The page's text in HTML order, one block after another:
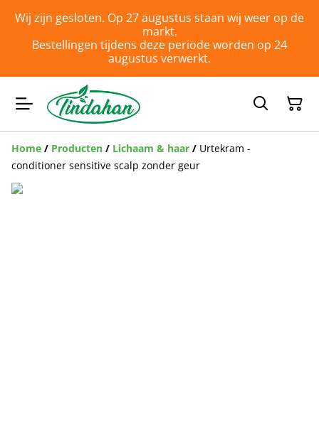
Wij zijn gesloten. Op 27 augustus staan wij weer op de
markt.
Bestellingen tijdens deze periode worden op 24
augustus verwerkt.
Home / Producten / Lichaam & haar / Urtekram -
conditioner sensitive scalp zonder geur